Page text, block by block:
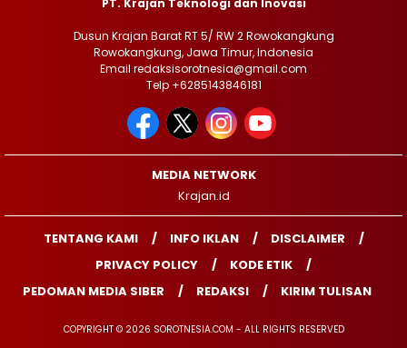
Dusun Krajan Barat RT 5/ RW 2 Rowokangkung
Rowokangkung, Jawa Timur, Indonesia
Email redaksisorotnesia@gmail.com
Telp +6285143846181
MEDIA NETWORK
Krajan.id
TENTANG KAMI INFO IKLAN
DISCLAIMER
PRIVACY POLICY
KODE ETIK
PEDOMAN MEDIA SIBER
REDAKSI KIRIM TULISAN
COPYRIGHT © 2026 SOROTNESIA.COM - ALL RIGHTS RESERVED